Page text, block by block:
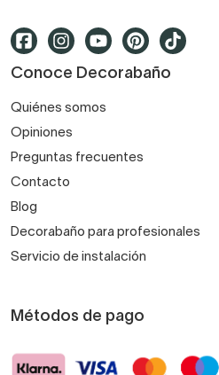
Conoce Decorabaño
Quiénes somos
Opiniones
Preguntas frecuentes
Contacto
Blog
Decorabaño para profesionales
Servicio de instalación
Métodos de pago